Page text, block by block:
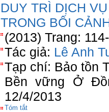
DUY TRÌ DỊCH
TRONG BỐI
(2013) Trang:
Tác giả: Lê Anh
Tạp chí: Bảo tồn
Bền vững Ở
12/4/2013
Tóm tắt